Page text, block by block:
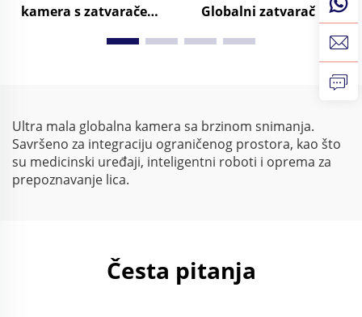
kamera s zatvaračem
210fps 640X480 Mini
Globalni zatvarač usb
kamera Modul bez
upravljačkog sustava
210fps Monokromna
USB kamera za vizualni
Ultra mala globalna kamera sa brzinom snimanja.
Savršeno za integraciju ograničenog prostora, kao što
su medicinski uređaji, inteligentni roboti i oprema za
prepoznavanje lica.
Česta pitanja